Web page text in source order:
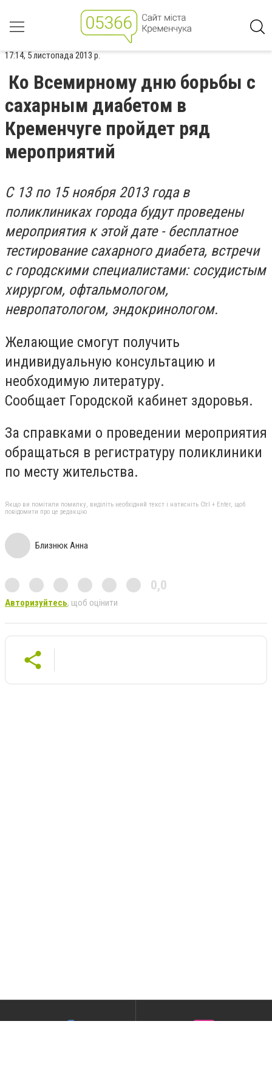
17:14, 5 листопада 2013 р.
Ко Всемирному дню борьбы с
сахарным диабетом в
Кременчуге пройдет ряд
мероприятий
С 13 по 15 ноября 2013 года в
поликлиниках города будут проведены
мероприятия к этой дате - бесплатное
тестирование сахарного диабета, встречи
с городскими специалистами: сосудистым
хирургом, офтальмологом,
невропатологом, эндокринологом.
Желающие смогут получить
индивидуальную консультацию и
необходимую литературу.
Сообщает Городской кабинет здоровья.
За справками о проведении мероприятия
обращаться в регистратуру поликлиники
по месту жительства.
Якщо ви помітили помилку, виділіть необхідний текст і натисніть Ctrl + Enter, щоб
повідомити про це редакцію
Близнюк Анна
0,0
Авторизуйтесь, щоб оцінити